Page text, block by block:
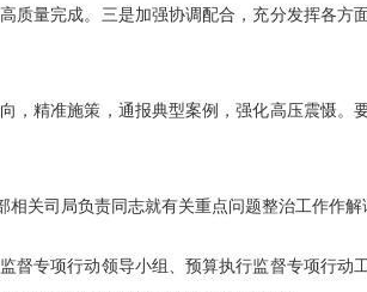
质量完成。三是加强协调配合，充分发挥各方
，精准施策，通报典型案例，强化高压震慑。
关司局负责同志就有关重点问题整治工作作解
专项行动领导小组、预算执行监督专项行动